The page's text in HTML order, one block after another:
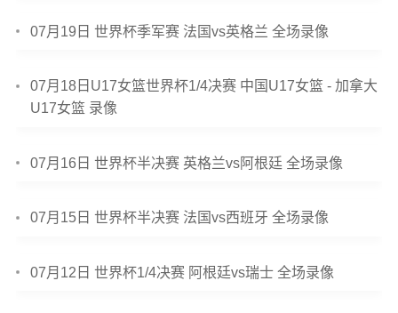
07月19日 世界杯季军赛 法国vs英格兰 全场录像
07月18日U17女篮世界杯1/4决赛 中国U17女篮 - 加拿大
U17女篮 录像
07月16日 世界杯半决赛 英格兰vs阿根廷 全场录像
07月15日 世界杯半决赛 法国vs西班牙 全场录像
07月12日 世界杯1/4决赛 阿根廷vs瑞士 全场录像